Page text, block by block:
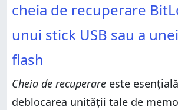
cheia de recuperare
unui stick USB sau a
flash
Cheia de recuperare este
deblocarea unității tale de